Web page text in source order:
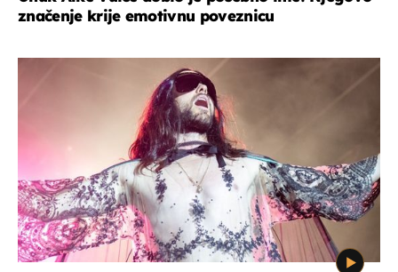
značenje krije emotivnu poveznicu